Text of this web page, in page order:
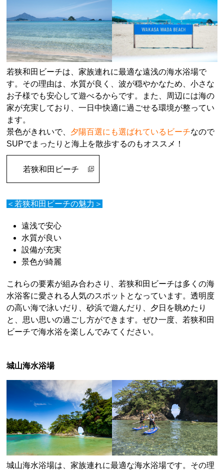
若狭和田ビーチは、家族連れに最適な遠浅の海水浴場で
す。その理由は、水質が良く、波が穏やかなため、小さな
お子様でも安心して遊べるからです。また、周辺には海の
家が充実しており、一日中快適に過ごせる環境が整ってい
ます。
景色がきれいで、 夕陽百選にも選ばれているビーチなので
SUPでまったりと海上を散歩するのもオススメ！
若狭和田ビーチ
＜若狭和田ビーチの魅力＞
遠浅で安心
水質が良い
設備が充実
景色が綺麗
これらの要素が組み合わさり、若狭和田ビーチは多くの海
水浴客に愛される人気のスポットとなっています。透明度
の高い海で泳いだり、砂浜で遊んだり、夕日を眺めたり
と、思い思いの過ごし方ができます。ぜひ一度、若狭和田
ビーチで海水浴を楽しんでみてください。
城山海水浴場
城山海水浴場は、家族連れに最適な海水浴場です。その理